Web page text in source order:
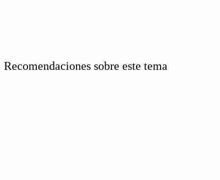
Recomendaciones sobre este tema